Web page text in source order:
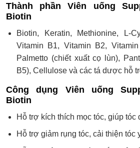
Thành phần Viên uống
Biotin
Biotin, Keratin, Methionine, L-
Vitamin B1, Vitamin B2,
Palmetto (chiết xuất cọ lùn),
B5), Cellulose và các tá dược hỗ
Công dụng Viên uống
Biotin
Hỗ trợ kích thích mọc tóc, giúp tóc
Hỗ trợ giảm rụng tóc, cải thiện tóc